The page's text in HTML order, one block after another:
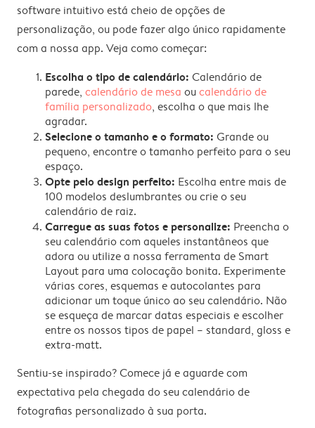
software intuitivo está cheio de opções de
personalização, ou pode fazer algo único rapidamente
com a nossa app. Veja como começar:
Escolha o tipo de calendário: Calendário de
parede, calendário de mesa oucalendário de
família personalizado, escolha o que mais lhe
agradar.
Selecione o tamanho e o formato: Grande ou
pequeno, encontre o tamanho perfeito para o seu
espaço.
Opte pelo design perfeito: Escolha entre mais de
100 modelos deslumbrantes ou crie o seu
calendário de raiz.
Carregue as suas fotos e personalize: Preencha o
seu calendário com aqueles instantâneos que
adora ou utilize a nossa ferramenta de Smart
Layout para uma colocação bonita. Experimente
várias cores, esquemas e autocolantes para
adicionar um toque único ao seu calendário. Não
se esqueça de marcar datas especiais e escolher
entre os nossos tipos de papel – standard, gloss e
extra-matt.
Sentiu-se inspirado? Comece já e aguarde com
expectativa pela chegada do seu calendário de
fotografias personalizado à sua porta.